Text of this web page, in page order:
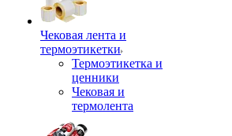
Чековая лента и
термоэтикетки
Термоэтикетка и
ценники
Чековая и
термолента